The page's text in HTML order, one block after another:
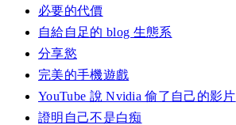
必要的代價
自給自足的 blog 生態系
分享慾
完美的手機遊戲
YouTube 說 Nvidia 偷了自己的影片
證明自己不是白痴